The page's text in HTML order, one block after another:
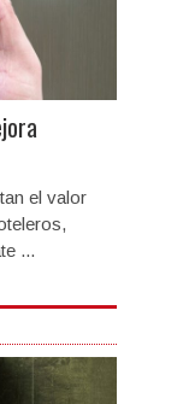
el valor
...